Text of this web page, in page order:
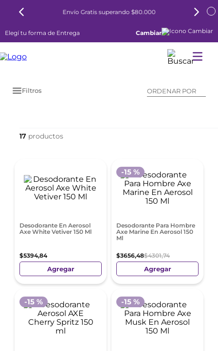
Envío Gratis superando $80.000
Elegí tu forma de Entrega Cambiar
Filtros ORDENAR POR
17
Desodorante En Aerosol
Axe White Vetiver 150 Ml
$5394,84
Agregar
Desodorante Para Hombre
Axe Marine En Aerosol 150
Ml
$3656,48$4301,74
-15 %
Agregar
-15 % -15 %